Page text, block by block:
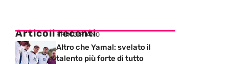
Articoli recenti
PRIMO PIANO
Altro che Yamal: svelato il
talento più forte di tutto